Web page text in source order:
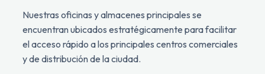
Nuestras oficinas y almacenes principales se
encuentran ubicados estratégicamente para facilitar
el acceso rápido a los principales centros comerciales
y de distribución de la ciudad.